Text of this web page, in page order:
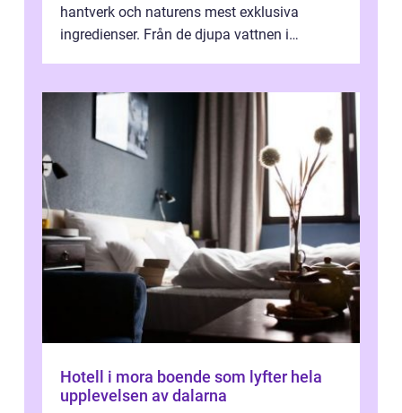
hantverk och naturens mest exklusiva
ingredienser. Från de djupa vattnen i
Hotell i mora boende som lyfter hela
upplevelsen av dalarna